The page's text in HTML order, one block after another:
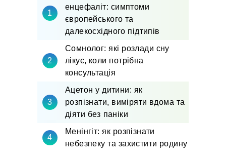
енцефаліт: симптоми
європейського та
далекосхідного підтипів
Сомнолог: які розлади сну
лікує, коли потрібна
консультація
Ацетон у дитини: як
розпізнати, виміряти вдома та
діяти без паніки
Менінгіт: як розпізнати
небезпеку та захистити родину